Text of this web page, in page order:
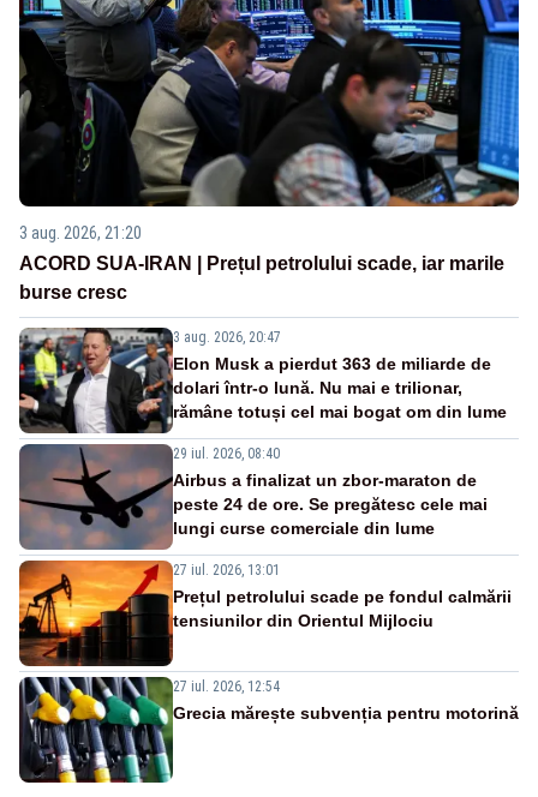
3 aug. 2026, 21:20
ACORD SUA-IRAN | Prețul petrolului scade, iar marile
burse cresc
3 aug. 2026, 20:47
Elon Musk a pierdut 363 de miliarde de
dolari într-o lună. Nu mai e trilionar,
rămâne totuși cel mai bogat om din lume
29 iul. 2026, 08:40
Airbus a finalizat un zbor-maraton de
peste 24 de ore. Se pregătesc cele mai
lungi curse comerciale din lume
27 iul. 2026, 13:01
Prețul petrolului scade pe fondul calmării
tensiunilor din Orientul Mijlociu
27 iul. 2026, 12:54
Grecia mărește subvenția pentru motorină